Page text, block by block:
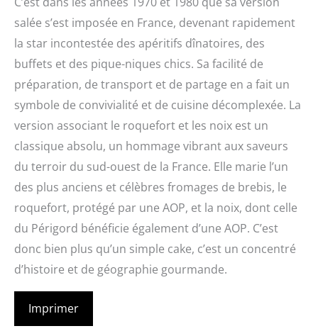
salée s’est imposée en France, devenant rapidement
la star incontestée des apéritifs dînatoires, des
buffets et des pique-niques chics. Sa facilité de
préparation, de transport et de partage en a fait un
symbole de convivialité et de cuisine décomplexée. La
version associant le roquefort et les noix est un
classique absolu, un hommage vibrant aux saveurs
du terroir du sud-ouest de la France. Elle marie l’un
des plus anciens et célèbres fromages de brebis, le
roquefort, protégé par une AOP, et la noix, dont celle
du Périgord bénéficie également d’une AOP. C’est
donc bien plus qu’un simple cake, c’est un concentré
d’histoire et de géographie gourmande.
Imprimer